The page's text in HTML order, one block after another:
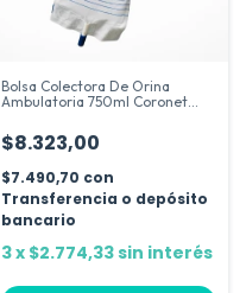
Bolsa Colectora De Orina
Ambulatoria 750ml Coronet
$8.323,00
$7.490,70 con
Transferencia o depósito
bancario
3x $2.774,33sin interés